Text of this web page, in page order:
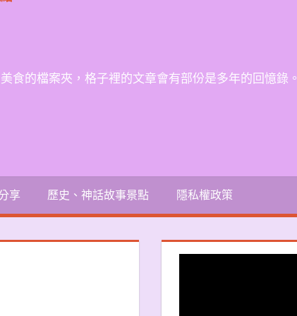
的檔案夾，格子裡的文章會有部份是多年的回憶錄。
享 歷史、神話故事景點 隱私權政策